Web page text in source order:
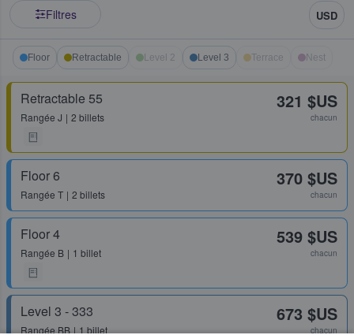
Filtres USD
Floor Retractable Level 2 Level 3 Terrace Nest
Retractable 55
Rangée J 2 billets
321 $US
chacun
Floor 6
Rangée T 2 billets
370 $US
chacun
Floor 4
Rangée B 1 billet
539 $US
chacun
Level 3 - 333
Rangée BB 1 billet
673 $US
chacun